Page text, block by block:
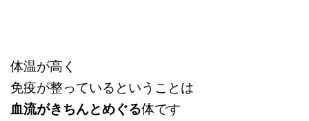
体温が高く
免疫が整っているということは
血流がきちんとめぐる体です